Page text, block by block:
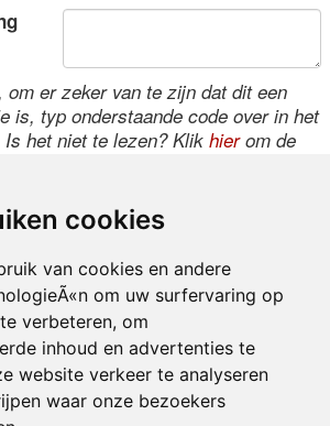
cookies
van cookies en andere
om uw surfervaring op
verbeteren, om
inhoud en advertenties te
website verkeer te analyseren
waar onze bezoekers
er zeker van te zijn dat dit een
is, typ onderstaande code over in het
het niet te lezen? Klik hierom de
Inloggen